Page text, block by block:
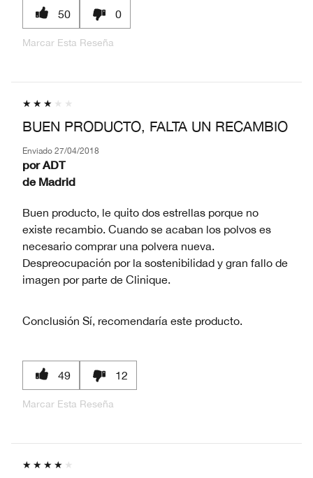
50 0
Marcar Esta Reseña
BUEN PRODUCTO, FALTA UN RECAMBIO
Enviado 27/04/2018
por ADT
de Madrid
Buen producto, le quito dos estrellas porque no
existe recambio. Cuando se acaban los polvos es
necesario comprar una polvera nueva.
Despreocupación por la sostenibilidad y gran fallo de
imagen por parte de Clinique.
Conclusión Sí, recomendaría este producto.
49 12
Marcar Esta Reseña